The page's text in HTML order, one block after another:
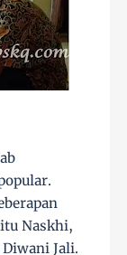
Naskhi,
Jali.